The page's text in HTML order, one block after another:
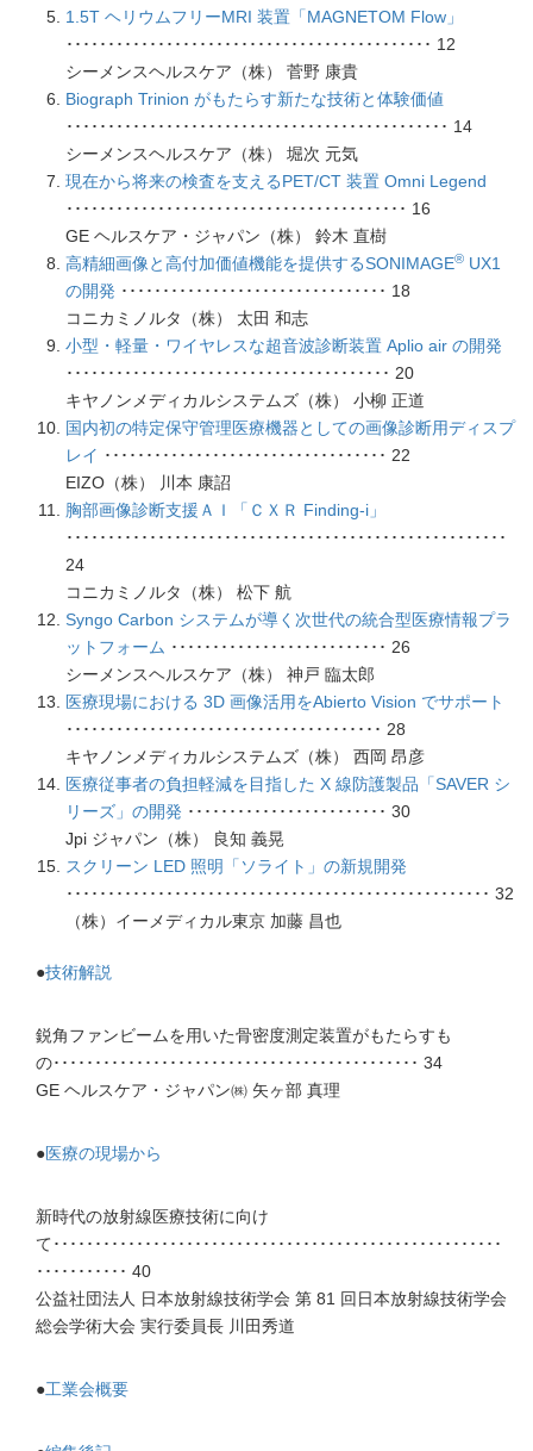
1.5T ヘリウムフリーMRI 装置「MAGNETOM Flow」
････････････････････････････････････････････ 12
シーメンスヘルスケア（株） 菅野 康貴
Biograph Trinion がもたらす新たな技術と体験価値
･･････････････････････････････････････････････ 14
シーメンスヘルスケア（株） 堀次 元気
現在から将来の検査を支えるPET/CT 装置 Omni Legend
･････････････････････････････････････････ 16
GE ヘルスケア・ジャパン（株） 鈴木 直樹
高精細画像と高付加価値機能を提供するSONIMAGE® UX1
の開発 ････････････････････････････････ 18
コニカミノルタ（株） 太田 和志
小型・軽量・ワイヤレスな超音波診断装置 Aplio air の開発
･･･････････････････････････････････････ 20
キヤノンメディカルシステムズ（株） 小柳 正道
国内初の特定保守管理医療機器としての画像診断用ディスプ
レイ ･･････････････････････････････････ 22
EIZO（株） 川本 康詔
胸部画像診断支援ＡＩ「ＣＸＲ Finding-i」
･････････････････････････････････････････････････････
24
コニカミノルタ（株） 松下 航
Syngo Carbon システムが導く次世代の統合型医療情報プラ
ットフォーム ･･････････････････････････ 26
シーメンスヘルスケア（株） 神戸 臨太郎
医療現場における 3D 画像活用をAbierto Vision でサポート
･･････････････････････････････････････ 28
キヤノンメディカルシステムズ（株） 西岡 昂彦
医療従事者の負担軽減を目指した X 線防護製品「SAVER シ
リーズ」の開発 ････････････････････････ 30
Jpi ジャパン（株） 良知 義晃
スクリーン LED 照明「ソライト」の新規開発
･･･････････････････････････････････････････････････ 32
（株）イーメディカル東京 加藤 昌也
●技術解説
鋭角ファンビームを用いた骨密度測定装置がもたらすも
の････････････････････････････････････････････ 34
GE ヘルスケア・ジャパン㈱ 矢ヶ部 真理
●医療の現場から
新時代の放射線医療技術に向け
て･･････････････････････････････････････････････････････
･･･････････ 40
公益社団法人 日本放射線技術学会 第 81 回日本放射線技術学会
総会学術大会 実行委員長 川田秀道
●工業会概要